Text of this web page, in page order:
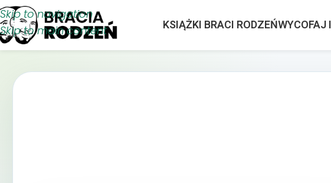
Skip to navigation
Skip to main content
KSIĄŻKI BRACI RODZEŃWYCOFAJ